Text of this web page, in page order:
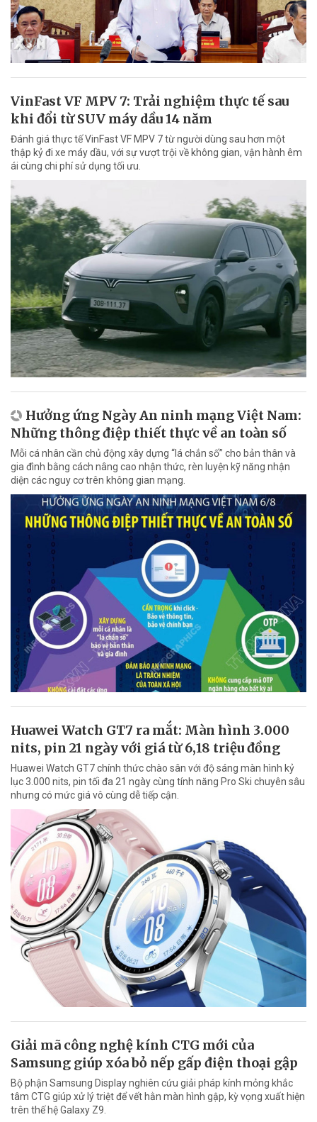
VinFast VF MPV 7: Trải nghiệm thực tế sau
khi đổi từ SUV máy dầu 14 năm
Đánh giá thực tế VinFast VF MPV 7 từ người dùng sau hơn một
thập kỷ đi xe máy dầu, với sự vượt trội về không gian, vận hành êm
ái cùng chi phí sử dụng tối ưu.
Hưởng ứng Ngày An ninh mạng Việt Nam:
Những thông điệp thiết thực về an toàn số
Mỗi cá nhân cần chủ động xây dựng “lá chắn số” cho bản thân và
gia đình bằng cách nâng cao nhận thức, rèn luyện kỹ năng nhận
diện các nguy cơ trên không gian mạng.
Huawei Watch GT7 ra mắt: Màn hình 3.000
nits, pin 21 ngày với giá từ 6,18 triệu đồng
Huawei Watch GT7 chính thức chào sân với độ sáng màn hình kỷ
lục 3.000 nits, pin tối đa 21 ngày cùng tính năng Pro Ski chuyên sâu
nhưng có mức giá vô cùng dễ tiếp cận.
Giải mã công nghệ kính CTG mới của
Samsung giúp xóa bỏ nếp gấp điện thoại gập
Bộ phận Samsung Display nghiên cứu giải pháp kính mỏng khắc
tâm CTG giúp xử lý triệt để vết hằn màn hình gập, kỳ vọng xuất hiện
trên thế hệ Galaxy Z9.